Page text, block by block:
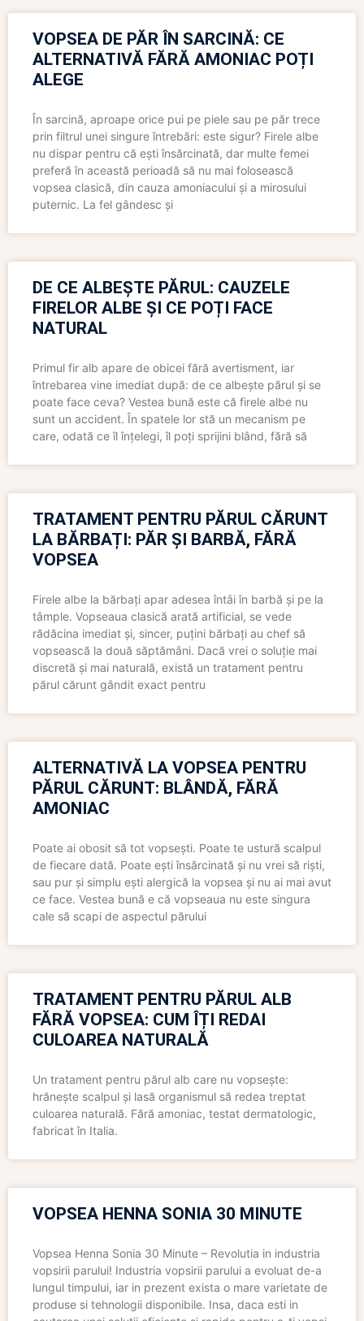
VOPSEA DE PĂR ÎN SARCINĂ: CE
ALTERNATIVĂ FĂRĂ AMONIAC POȚI
ALEGE
În sarcină, aproape orice pui pe piele sau pe păr trece
prin filtrul unei singure întrebări: este sigur? Firele albe
nu dispar pentru că ești însărcinată, dar multe femei
preferă în această perioadă să nu mai folosească
vopsea clasică, din cauza amoniacului și a mirosului
puternic. La fel gândesc și
DE CE ALBEȘTE PĂRUL: CAUZELE
FIRELOR ALBE ȘI CE POȚI FACE
NATURAL
Primul fir alb apare de obicei fără avertisment, iar
întrebarea vine imediat după: de ce albește părul și se
poate face ceva? Vestea bună este că firele albe nu
sunt un accident. În spatele lor stă un mecanism pe
care, odată ce îl înțelegi, îl poți sprijini blând, fără să
TRATAMENT PENTRU PĂRUL CĂRUNT
LA BĂRBAȚI: PĂR ȘI BARBĂ, FĂRĂ
VOPSEA
Firele albe la bărbați apar adesea întâi în barbă și pe la
tâmple. Vopseaua clasică arată artificial, se vede
rădăcina imediat și, sincer, puțini bărbați au chef să
vopsească la două săptămâni. Dacă vrei o soluție mai
discretă și mai naturală, există un tratament pentru
părul cărunt gândit exact pentru
ALTERNATIVĂ LA VOPSEA PENTRU
PĂRUL CĂRUNT: BLÂNDĂ, FĂRĂ
AMONIAC
Poate ai obosit să tot vopsești. Poate te ustură scalpul
de fiecare dată. Poate ești însărcinată și nu vrei să riști,
sau pur și simplu ești alergică la vopsea și nu ai mai avut
ce face. Vestea bună e că vopseaua nu este singura
cale să scapi de aspectul părului
TRATAMENT PENTRU PĂRUL ALB
FĂRĂ VOPSEA: CUM ÎȚI REDAI
CULOAREA NATURALĂ
Un tratament pentru părul alb care nu vopsește:
hrănește scalpul și lasă organismul să redea treptat
culoarea naturală. Fără amoniac, testat dermatologic,
fabricat în Italia.
VOPSEA HENNA SONIA 30 MINUTE
Vopsea Henna Sonia 30 Minute – Revolutia in industria
vopsirii parului! Industria vopsirii parului a evoluat de-a
lungul timpului, iar in prezent exista o mare varietate de
produse si tehnologii disponibile. Insa, daca esti in